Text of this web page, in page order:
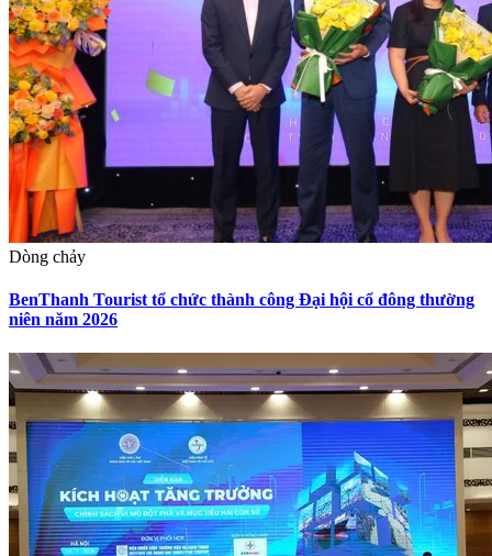
Dòng chảy
BenThanh Tourist tổ chức thành công Đại hội cổ đông thường
niên năm 2026